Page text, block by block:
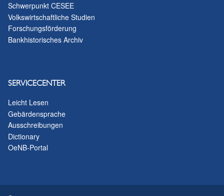
Schwerpunkt CESEE
Volkswirtschaftliche Studien
Forschungsförderung
Bankhistorisches Archiv
SERVICECENTER
Leicht Lesen
Gebärdensprache
Ausschreibungen
Dictionary
OeNB-Portal